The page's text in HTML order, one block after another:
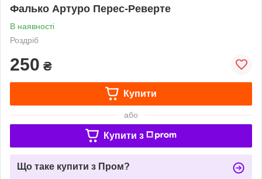
Фалько Артуро Перес-Реверте
В наявності
Роздріб
250 ₴
Купити
або
Купити з
Що таке купити з Пром?